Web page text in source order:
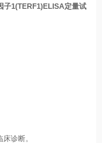
子1(TERF1)ELISA定量试
诊断。